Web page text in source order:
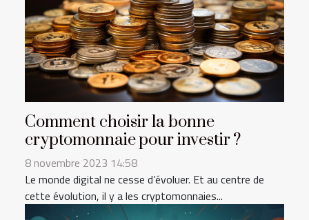
Comment choisir la bonne
cryptomonnaie pour investir ?
8 novembre 2023 14:58
Le monde digital ne cesse d’évoluer. Et au centre de
cette évolution, il y a les cryptomonnaies...